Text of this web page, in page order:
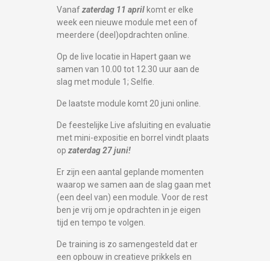
Vanafzaterdag 11 april komt er elke
week een nieuwe module met een of
meerdere (deel)opdrachten online.
Op de live locatie in Hapert gaan we
samen van 10.00 tot 12.30 uur aan de
slag met module 1; Selfie.
De laatste module komt 20 juni online.
De feestelijke Live afsluiting en evaluatie
met mini-expositie en borrel vindt plaats
op zaterdag 27 juni!
Er zijn een aantal geplande momenten
waarop we samen aan de slag gaan met
(een deel van) een module. Voor de rest
ben je vrij om je opdrachten in je eigen
tijd en tempo te volgen.
De training is zo samengesteld dat er
een opbouw in creatieve prikkels en